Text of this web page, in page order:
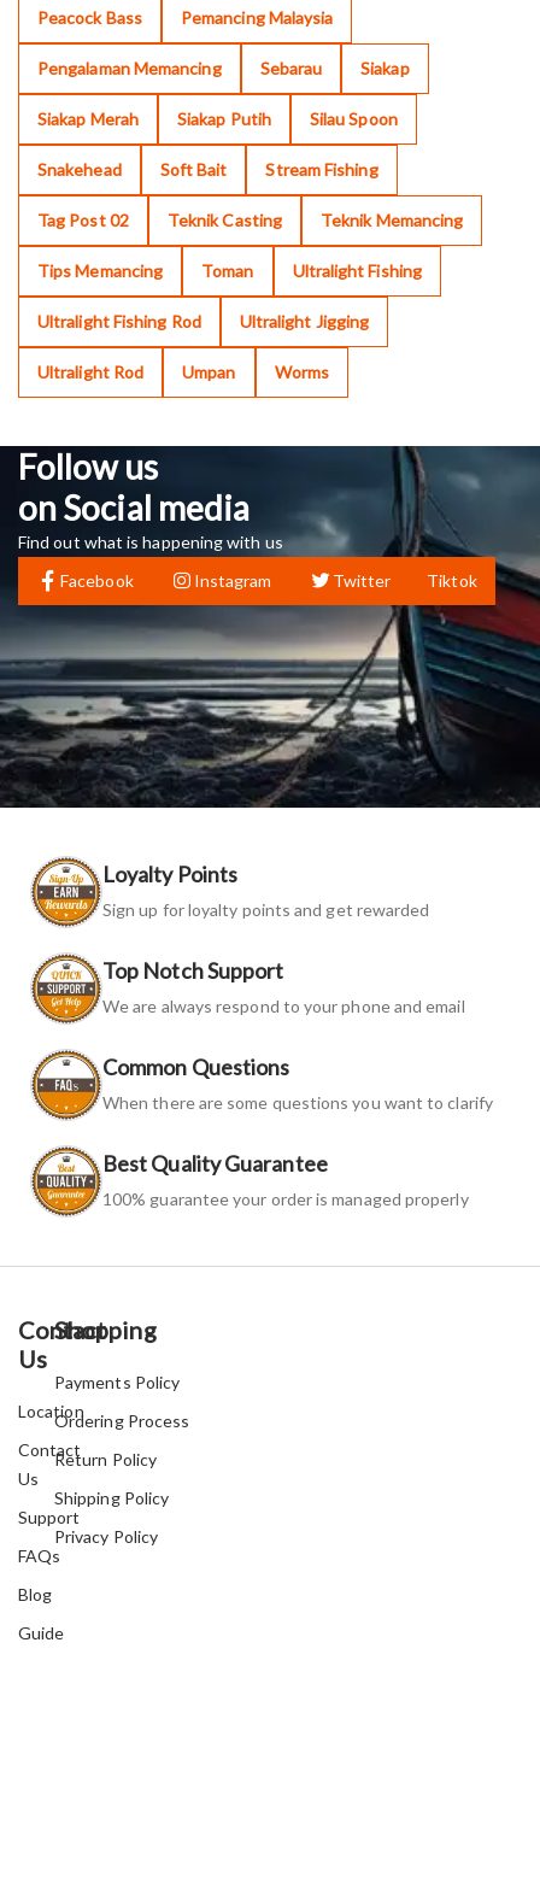
Peacock Bass Pemancing Malaysia
Pengalaman Memancing Sebarau Siakap
Siakap Merah Siakap Putih Silau Spoon
Snakehead Soft Bait Stream Fishing
Tag Post 02 Teknik Casting Teknik Memancing
Tips Memancing Toman Ultralight Fishing
Ultralight Fishing Rod Ultralight Jigging
Ultralight Rod Umpan Worms
Follow us
on Social media
Find out what is happening with us
Facebook
Instagram Twitter Tiktok
Loyalty Points
Sign up for loyalty points and get rewarded
Top Notch Support
We are always respond to your phone and email
Common Questions
When there are some questions you want to clarify
Best Quality Guarantee
100% guarantee your order is managed properly
Contact
Us
Location
Contact
Us
Support
FAQs
Blog
Guide
Shopping
Payments Policy
Ordering Process
Return Policy
Shipping Policy
Privacy Policy